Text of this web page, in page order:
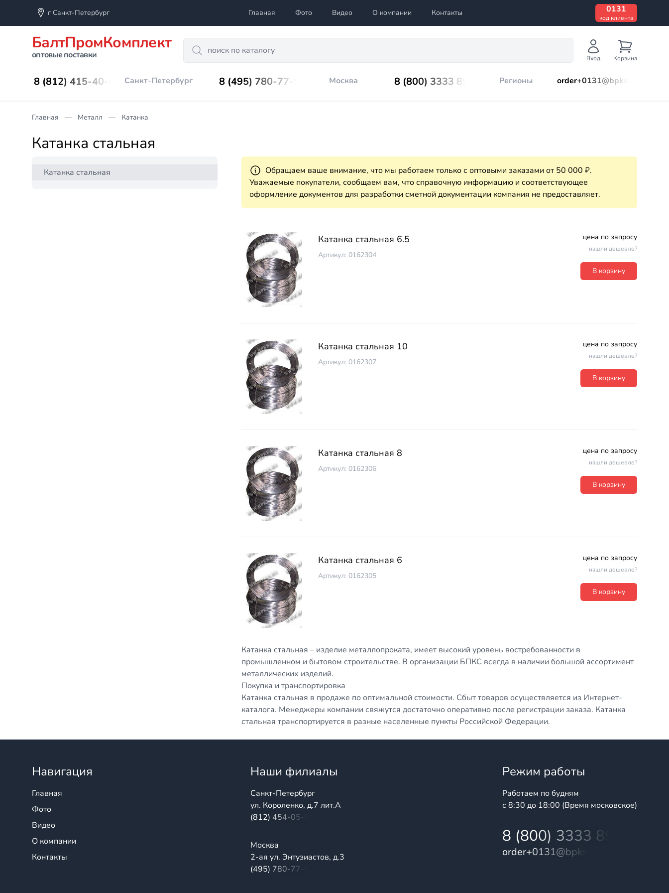
г Санкт-Петербург Главная Фото Видео О компании Контакты 0131
код клиента
БалтПромКомплект
оптовые поставки
Search
Вход Корзина
8 (812) 415-40-45 Санкт-Петербург 8 (495) 780-77-98 Москва 8 (800) 3333 899 Регионы order+0131@bpks.ru
Главная Металл Катанка
Катанка стальная
Катанка стальная
Обращаем ваше внимание, что мы работаем только с оптовыми заказами от 50 000 ₽.
Уважаемые покупатели, сообщаем вам, что справочную информацию и соответствующее
оформление документов для разработки сметной документации компания не предоставляет.
Катанка стальная 6.5
Артикул: 0162304
цена по запросу
нашли дешевле?
В корзину
Катанка стальная 10
Артикул: 0162307
цена по запросу
нашли дешевле?
В корзину
Катанка стальная 8
Артикул: 0162306
цена по запросу
нашли дешевле?
В корзину
Катанка стальная 6
Артикул: 0162305
цена по запросу
нашли дешевле?
В корзину
Катанка стальная – изделие металлопроката, имеет высокий уровень востребованности в
промышленном и бытовом строительстве. В организации БПКС всегда в наличии большой ассортимент
металлических изделий.
Покупка и транспортировка
Катанка стальная в продаже по оптимальной стоимости. Сбыт товаров осуществляется из Интернет-
каталога. Менеджеры компании свяжутся достаточно оперативно после регистрации заказа. Катанка
стальная транспортируется в разные населенные пункты Российской Федерации.
Навигация
Главная
Фото
Видео
О компании
Контакты
Наши филиалы
Санкт-Петербург
ул. Короленко, д.7 лит.А
(812) 454-05-54
Москва
2-ая ул. Энтузиастов, д.3
(495) 780-77-98
Режим работы
Работаем по будням
с 8:30 до 18:00 (Время московское)
8 (800) 3333 899
order+0131@bpks.ru